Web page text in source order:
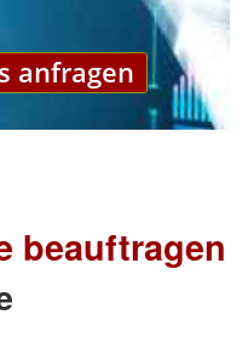
anfragen
beauftragen